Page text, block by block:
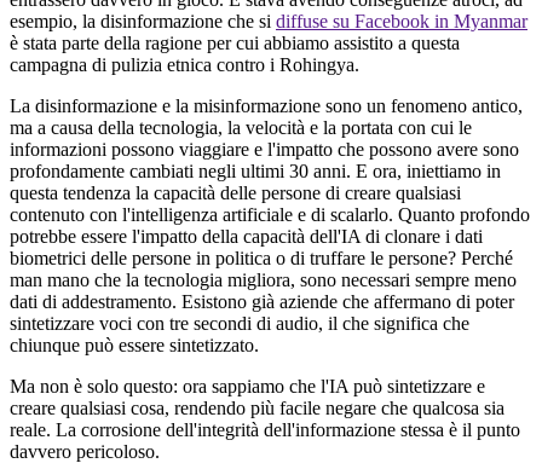
esempio, la disinformazione che si diffuse su Facebook in Myanmar
è stata parte della ragione per cui abbiamo assistito a questa
campagna di pulizia etnica contro i Rohingya.
La disinformazione e la misinformazione sono un fenomeno antico,
ma a causa della tecnologia, la velocità e la portata con cui le
informazioni possono viaggiare e l'impatto che possono avere sono
profondamente cambiati negli ultimi 30 anni. E ora, iniettiamo in
questa tendenza la capacità delle persone di creare qualsiasi
contenuto con l'intelligenza artificiale e di scalarlo. Quanto profondo
potrebbe essere l'impatto della capacità dell'IA di clonare i dati
biometrici delle persone in politica o di truffare le persone? Perché
man mano che la tecnologia migliora, sono necessari sempre meno
dati di addestramento. Esistono già aziende che affermano di poter
sintetizzare voci con tre secondi di audio, il che significa che
chiunque può essere sintetizzato.
Ma non è solo questo: ora sappiamo che l'IA può sintetizzare e
creare qualsiasi cosa, rendendo più facile negare che qualcosa sia
reale. La corrosione dell'integrità dell'informazione stessa è il punto
davvero pericoloso.